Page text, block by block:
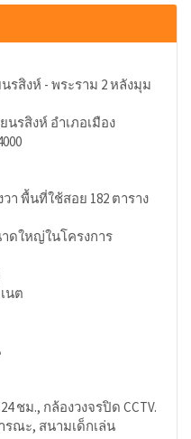
รสิงห์ - พระราม 2 หลังมุม
รสิงห์ อำเภอเมือง
วา พื้นที่ใช้สอย 182 ตาราง
ดใหญ่ในโครงการ
นต
ชม., กล้องวงจรปิด CCTV.
รณะ, สนามเด็กเล่น